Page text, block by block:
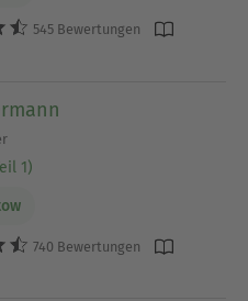
545 Bewertungen
1)
740 Bewertungen